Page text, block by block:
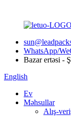
WhatsApp/
Bazar ertəsi -
English
Ev
Məhsullar
Alış-